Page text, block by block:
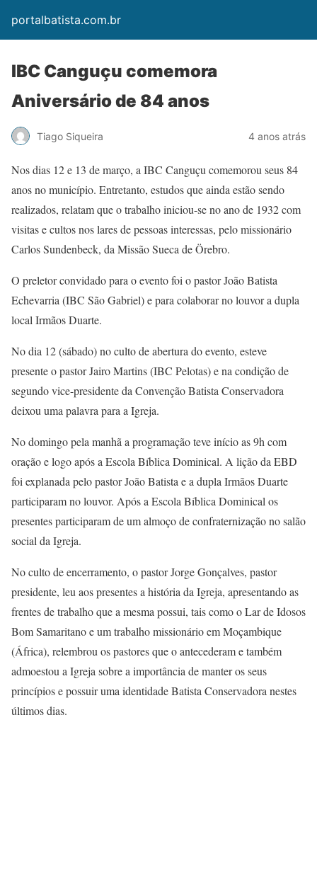
portalbatista.com.br
IBC Canguçu comemora
Aniversário de 84 anos
Tiago Siqueira 4 anos atrás
Nos dias 12 e 13 de março, a IBC Canguçu comemorou seus 84
anos no município. Entretanto, estudos que ainda estão sendo
realizados, relatam que o trabalho iniciou-se no ano de 1932 com
visitas e cultos nos lares de pessoas interessas, pelo missionário
Carlos Sundenbeck, da Missão Sueca de Örebro.
O preletor convidado para o evento foi o pastor João Batista
Echevarria (IBC São Gabriel) e para colaborar no louvor a dupla
local Irmãos Duarte.
No dia 12 (sábado) no culto de abertura do evento, esteve
presente o pastor Jairo Martins (IBC Pelotas) e na condição de
segundo vice-presidente da Convenção Batista Conservadora
deixou uma palavra para a Igreja.
No domingo pela manhã a programação teve início as 9h com
oração e logo após a Escola Bíblica Dominical. A lição da EBD
foi explanada pelo pastor João Batista e a dupla Irmãos Duarte
participaram no louvor. Após a Escola Bíblica Dominical os
presentes participaram de um almoço de confraternização no salão
social da Igreja.
No culto de encerramento, o pastor Jorge Gonçalves, pastor
presidente, leu aos presentes a história da Igreja, apresentando as
frentes de trabalho que a mesma possui, tais como o Lar de Idosos
Bom Samaritano e um trabalho missionário em Moçambique
(África), relembrou os pastores que o antecederam e também
admoestou a Igreja sobre a importância de manter os seus
princípios e possuir uma identidade Batista Conservadora nestes
últimos dias.